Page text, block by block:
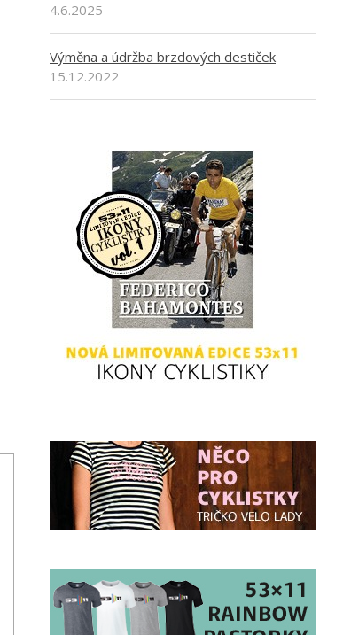
4.6.2025
Výměna a údržba brzdových destiček
15.12.2022